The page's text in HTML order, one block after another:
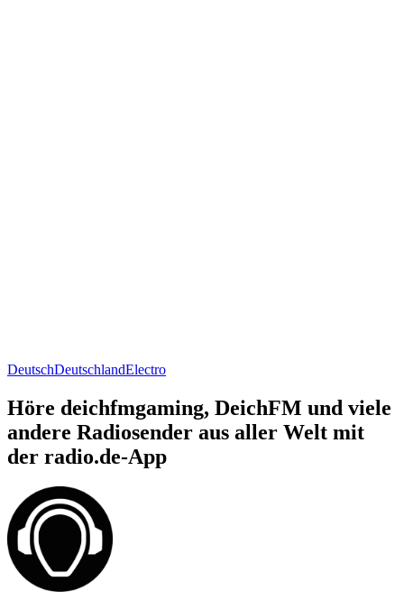
DeutschDeutschlandElectro
Höre deichfmgaming, DeichFM und viele
andere Radiosender aus aller Welt mit
der radio.de-App